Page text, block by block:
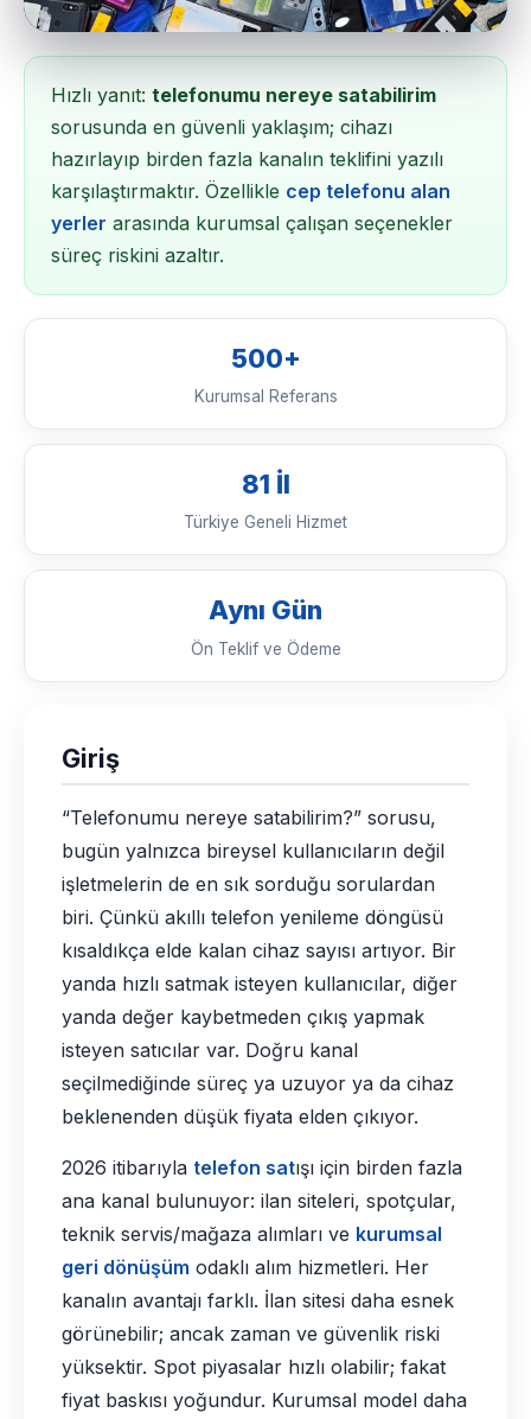
Hızlı yanıt:telefonumu nereye satabilirim
sorusunda en güvenli yaklaşım; cihazı
hazırlayıp birden fazla kanalın teklifini yazılı
karşılaştırmaktır. Özellikle cep telefonu alan
yerler arasında kurumsal çalışan seçenekler
süreç riskini azaltır.
500+
Kurumsal Referans
81 İl
Türkiye Geneli Hizmet
Aynı Gün
Ön Teklif ve Ödeme
Giriş
“Telefonumu nereye satabilirim?” sorusu,
bugün yalnızca bireysel kullanıcıların değil
işletmelerin de en sık sorduğu sorulardan
biri. Çünkü akıllı telefon yenileme döngüsü
kısaldıkça elde kalan cihaz sayısı artıyor. Bir
yanda hızlı satmak isteyen kullanıcılar, diğer
yanda değer kaybetmeden çıkış yapmak
isteyen satıcılar var. Doğru kanal
seçilmediğinde süreç ya uzuyor ya da cihaz
beklenenden düşük fiyata elden çıkıyor.
2026 itibarıyla telefon satışı için birden fazla
ana kanal bulunuyor: ilan siteleri, spotçular,
teknik servis/mağaza alımları ve kurumsal
geri dönüşüm odaklı alım hizmetleri. Her
kanalın avantajı farklı. İlan sitesi daha esnek
görünebilir; ancak zaman ve güvenlik riski
yüksektir. Spot piyasalar hızlı olabilir; fakat
fiyat baskısı yoğundur. Kurumsal model daha